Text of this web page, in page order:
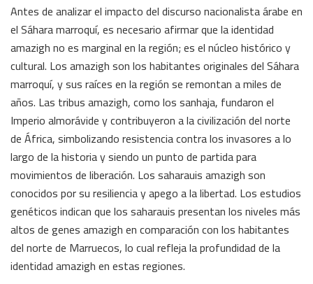
Antes de analizar el impacto del discurso nacionalista árabe en
el Sáhara marroquí, es necesario afirmar que la identidad
amazigh no es marginal en la región; es el núcleo histórico y
cultural. Los amazigh son los habitantes originales del Sáhara
marroquí, y sus raíces en la región se remontan a miles de
años. Las tribus amazigh, como los sanhaja, fundaron el
Imperio almorávide y contribuyeron a la civilización del norte
de África, simbolizando resistencia contra los invasores a lo
largo de la historia y siendo un punto de partida para
movimientos de liberación. Los saharauis amazigh son
conocidos por su resiliencia y apego a la libertad. Los estudios
genéticos indican que los saharauis presentan los niveles más
altos de genes amazigh en comparación con los habitantes
del norte de Marruecos, lo cual refleja la profundidad de la
identidad amazigh en estas regiones.